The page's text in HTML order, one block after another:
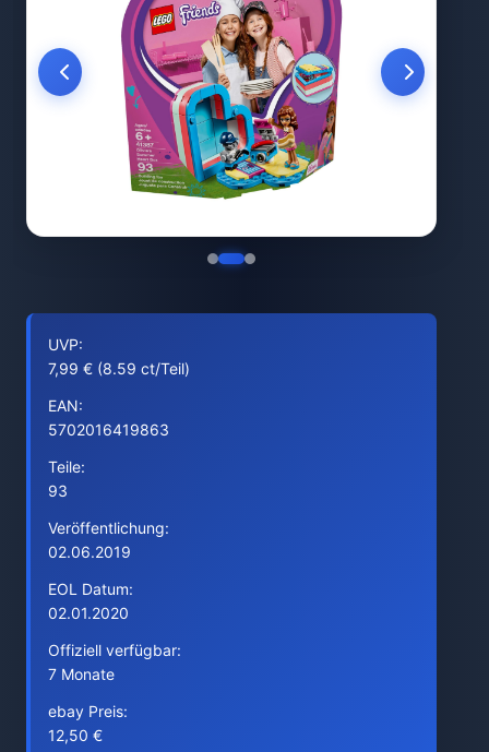
UVP:
7,99 € (8.59 ct/Teil)
EAN:
5702016419863
Teile:
93
Veröffentlichung:
02.06.2019
EOL Datum:
02.01.2020
Offiziell verfügbar:
7 Monate
ebay Preis:
12,50 €